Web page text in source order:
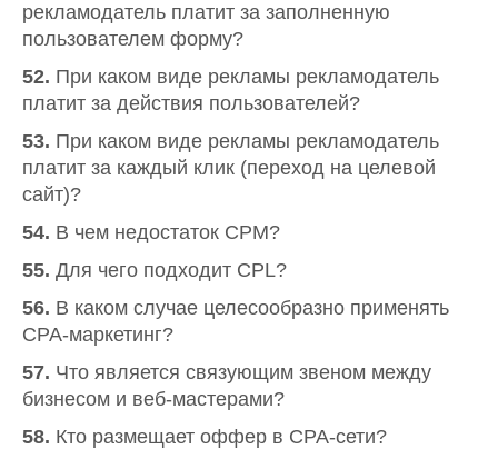
рекламодатель платит за заполненную
пользователем форму?
52. При каком виде рекламы рекламодатель
платит за действия пользователей?
53. При каком виде рекламы рекламодатель
платит за каждый клик (переход на целевой
сайт)?
54. В чем недостаток CPM?
55. Для чего подходит CPL?
56. В каком случае целесообразно применять
CPA-маркетинг?
57. Что является связующим звеном между
бизнесом и веб-мастерами?
58. Кто размещает оффер в CPA-сети?